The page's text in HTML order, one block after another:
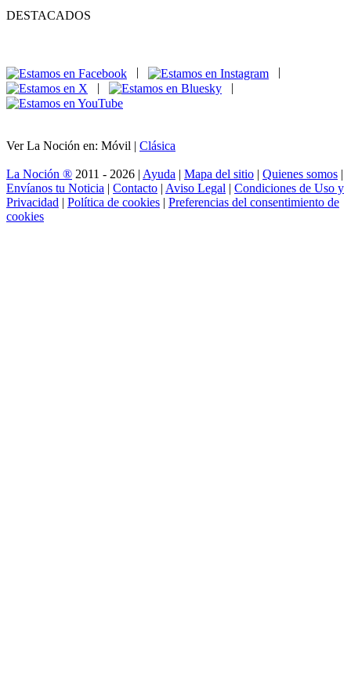
DESTACADOS
|
|
Ver La Noción en: Móvil | Clásica
La Noción ® 2011 - 2026 | Ayuda | Mapa del sitio | Quienes somos |
Envíanos tu Noticia | Contacto | Aviso Legal | Condiciones de Uso y
Privacidad | Política de cookies | Preferencias del consentimiento de
cookies